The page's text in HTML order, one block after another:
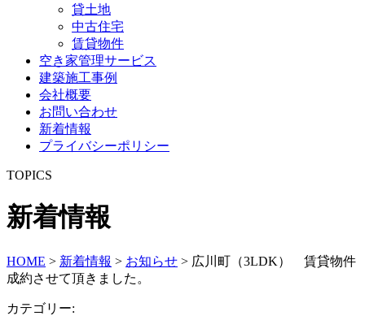
貸土地
中古住宅
賃貸物件
空き家管理サービス
建築施工事例
会社概要
お問い合わせ
新着情報
プライバシーポリシー
TOPICS
新着情報
HOME > 新着情報 > お知らせ > 広川町（3LDK） 賃貸物件
成約させて頂きました。
カテゴリー: